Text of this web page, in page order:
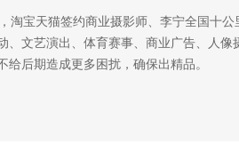
淘宝天猫签约商业摄影师、李宁全国十
、文艺演出、体育赛事、商业广告、人
给后期造成更多困扰，确保出精品。